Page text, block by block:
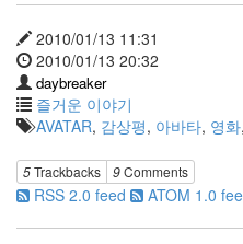
2010/01/13 11:31
2010/01/13 20:32
daybreaker
즐거운 이야기
AVATAR, 감상평, 아바타, 영화,
5Trackbacks 9Comments
RSS 2.0 feed ATOM 1.0